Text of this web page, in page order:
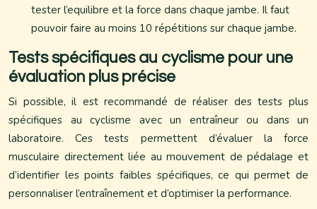
tester l’equilibre et la force dans chaque jambe. Il faut
pouvoir faire au moins 10 répétitions sur chaque jambe.
Tests spécifiques au cyclisme pour une
évaluation plus précise
Si possible, il est recommandé de réaliser des tests plus
spécifiques au cyclisme avec un entraîneur ou dans un
laboratoire. Ces tests permettent d’évaluer la force
musculaire directement liée au mouvement de pédalage et
d’identifier les points faibles spécifiques, ce qui permet de
personnaliser l’entraînement et d’optimiser la performance.